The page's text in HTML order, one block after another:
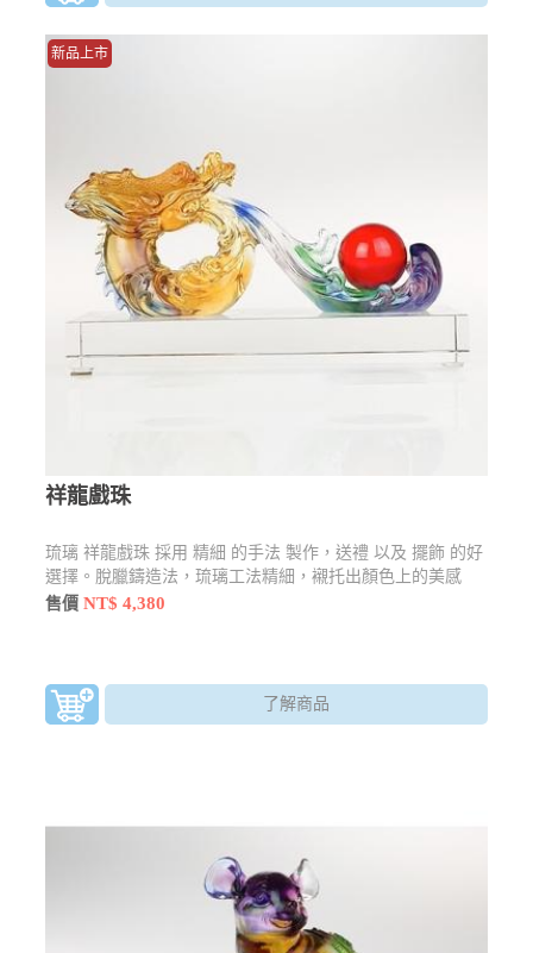
新品上市
祥龍戲珠
琉璃 祥龍戲珠 採用 精細 的手法 製作，送禮 以及 擺飾 的好
選擇。脫臘鑄造法，琉璃工法精細，襯托出顏色上的美感
售價NT$ 4,380
了解商品